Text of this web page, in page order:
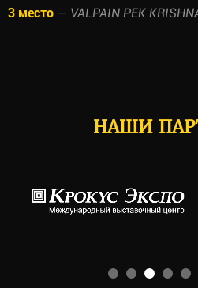
3 место — VALPAIN PEK
НАШИ